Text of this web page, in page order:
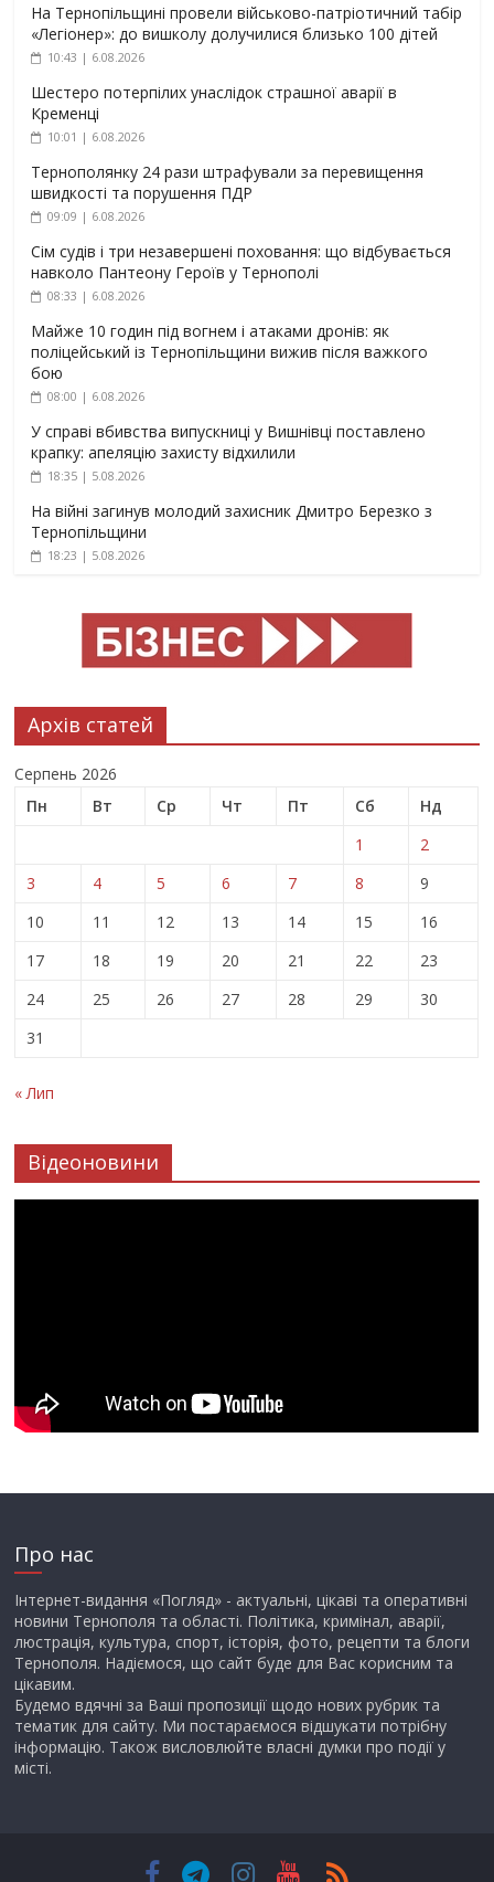
На Тернопільщині провели військово-патріотичний табір
«Легіонер»: до вишколу долучилися близько 100 дітей
10:43 | 6.08.2026
Шестеро потерпілих унаслідок страшної аварії в
Кременці
10:01 | 6.08.2026
Тернополянку 24 рази штрафували за перевищення
швидкості та порушення ПДР
09:09 | 6.08.2026
Сім судів і три незавершені поховання: що відбувається
навколо Пантеону Героїв у Тернополі
08:33 | 6.08.2026
Майже 10 годин під вогнем і атаками дронів: як
поліцейський із Тернопільщини вижив після важкого
бою
08:00 | 6.08.2026
У справі вбивства випускниці у Вишнівці поставлено
крапку: апеляцію захисту відхилили
18:35 | 5.08.2026
На війні загинув молодий захисник Дмитро Березко з
Тернопільщини
18:23 | 5.08.2026
Архів статей
Серпень 2026
Пн
Вт Ср Чт Пт Сб
Нд
1
2
3
4 5 6 7 8
9
10
11 12 13 14 15
16
17
18 19 20 21 22
23
24
25 26 27 28 29
30
31
« Лип
Відеоновини
Про нас
Інтернет-видання «Погляд» - актуальні, цікаві та оперативні
новини Тернополя та області. Політика, кримінал, аварії,
люстрація, культура, спорт, історія, фото, рецепти та блоги
Тернополя. Надіємося, що сайт буде для Вас корисним та
цікавим.
Будемо вдячні за Ваші пропозиції щодо нових рубрик та
тематик для сайту. Ми постараємося відшукати потрібну
інформацію. Також висловлюйте власні думки про події у
місті.